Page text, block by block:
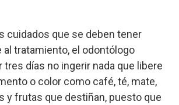
cuidados que se deben tener
tratamiento, el odontólogo
tres días no ingerir nada que libere
o color como café, té, mate,
y frutas que destiñan, puesto que